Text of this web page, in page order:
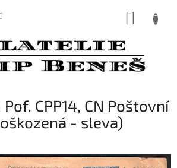
Pof. CPP14, CN Poštovní
- sleva)